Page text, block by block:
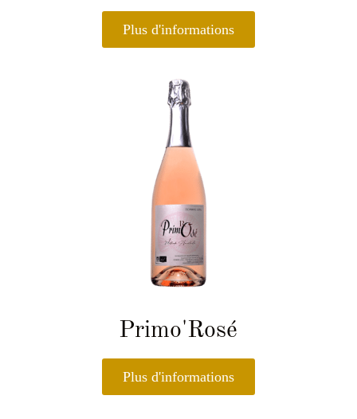
Plus d'informations
Primo'Rosé
Plus d'informations